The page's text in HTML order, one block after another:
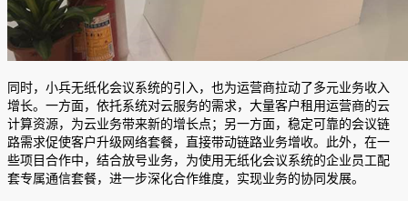
同时，小兵无纸化会议系统的引入，也为运营商拉动了多元业务收入
增长。一方面，依托系统对云服务的需求，大量客户租用运营商的云
计算资源，为云业务带来新的增长点；另一方面，稳定可靠的会议链
路需求促使客户升级网络套餐，直接带动链路业务增收。此外，在一
些项目合作中，结合放号业务，为使用无纸化会议系统的企业员工配
套专属通信套餐，进一步深化合作维度，实现业务的协同发展。